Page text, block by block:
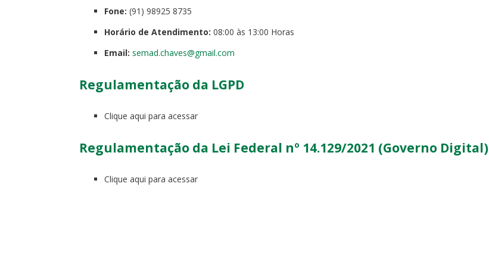
Fone: (91) 98925 8735
Horário de Atendimento: 08:00 às 13:00 Horas
Email: semad.chaves@gmail.com
Regulamentação da LGPD
Clique aqui para acessar
Regulamentação da Lei Federal nº 14.129/2021 (Governo Digital)
Clique aqui para acessar